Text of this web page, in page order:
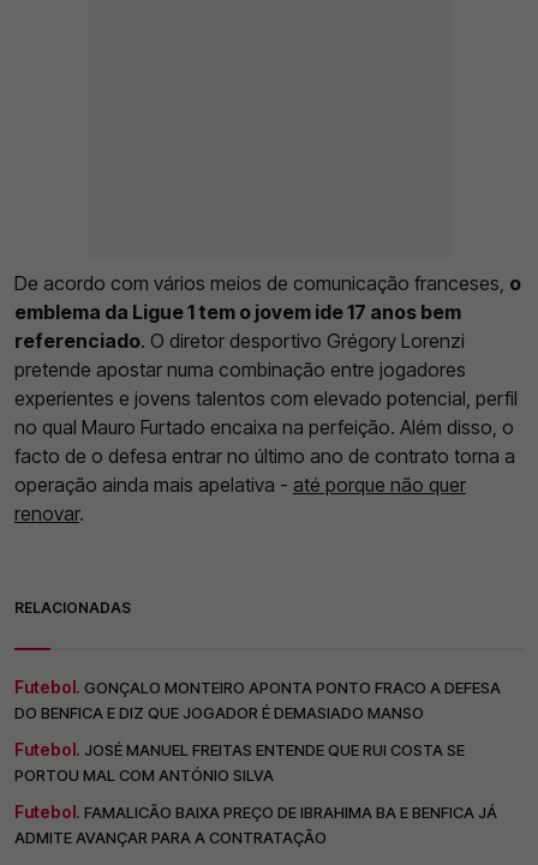
De acordo com vários meios de comunicação franceses, o
emblema da Ligue 1 tem o jovem ide 17 anos bem
referenciado. O diretor desportivo Grégory Lorenzi
pretende apostar numa combinação entre jogadores
experientes e jovens talentos com elevado potencial, perfil
no qual Mauro Furtado encaixa na perfeição. Além disso, o
facto de o defesa entrar no último ano de contrato torna a
operação ainda mais apelativa - até porque não quer
renovar.
RELACIONADAS
Futebol. GONÇALO MONTEIRO APONTA PONTO FRACO A DEFESA
DO BENFICA E DIZ QUE JOGADOR É DEMASIADO MANSO
Futebol. JOSÉ MANUEL FREITAS ENTENDE QUE RUI COSTA SE
PORTOU MAL COM ANTÓNIO SILVA
Futebol. FAMALICÃO BAIXA PREÇO DE IBRAHIMA BA E BENFICA JÁ
ADMITE AVANÇAR PARA A CONTRATAÇÃO